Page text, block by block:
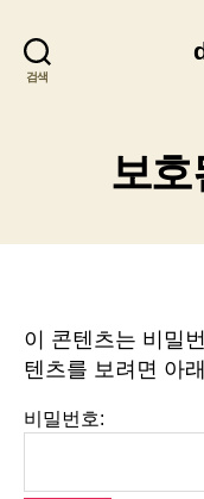
검색
보
이 콘텐츠는 비밀
텐츠를 보려면 아
비밀번호: